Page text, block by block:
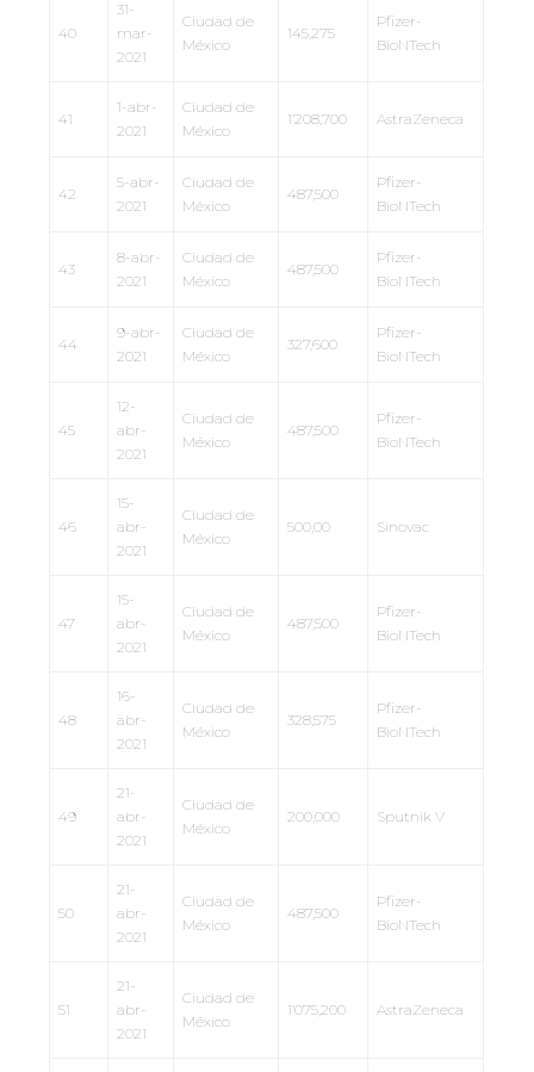
40
31-
mar-
2021
Ciudad de
México
145,275
Pfizer-
BioNTech
41
1-abr-
2021
Ciudad de
México
1’208,700 AstraZeneca
42
5-abr-
2021
Ciudad de
México
487,500
Pfizer-
BioNTech
43
8-abr-
2021
Ciudad de
México
487,500
Pfizer-
BioNTech
44
9-abr-
2021
Ciudad de
México
327,600
Pfizer-
BioNTech
45
12-
abr-
2021
Ciudad de
México
487,500
Pfizer-
BioNTech
46
15-
abr-
2021
Ciudad de
México
500,00 Sinovac
47
15-
abr-
2021
Ciudad de
México
487,500
Pfizer-
BioNTech
48
16-
abr-
2021
Ciudad de
México
328,575
Pfizer-
BioNTech
49
21-
abr-
2021
Ciudad de
México
200,000 Sputnik V
50
21-
abr-
2021
Ciudad de
México
487,500
Pfizer-
BioNTech
51
21-
abr-
2021
Ciudad de
México
1’075,200 AstraZeneca